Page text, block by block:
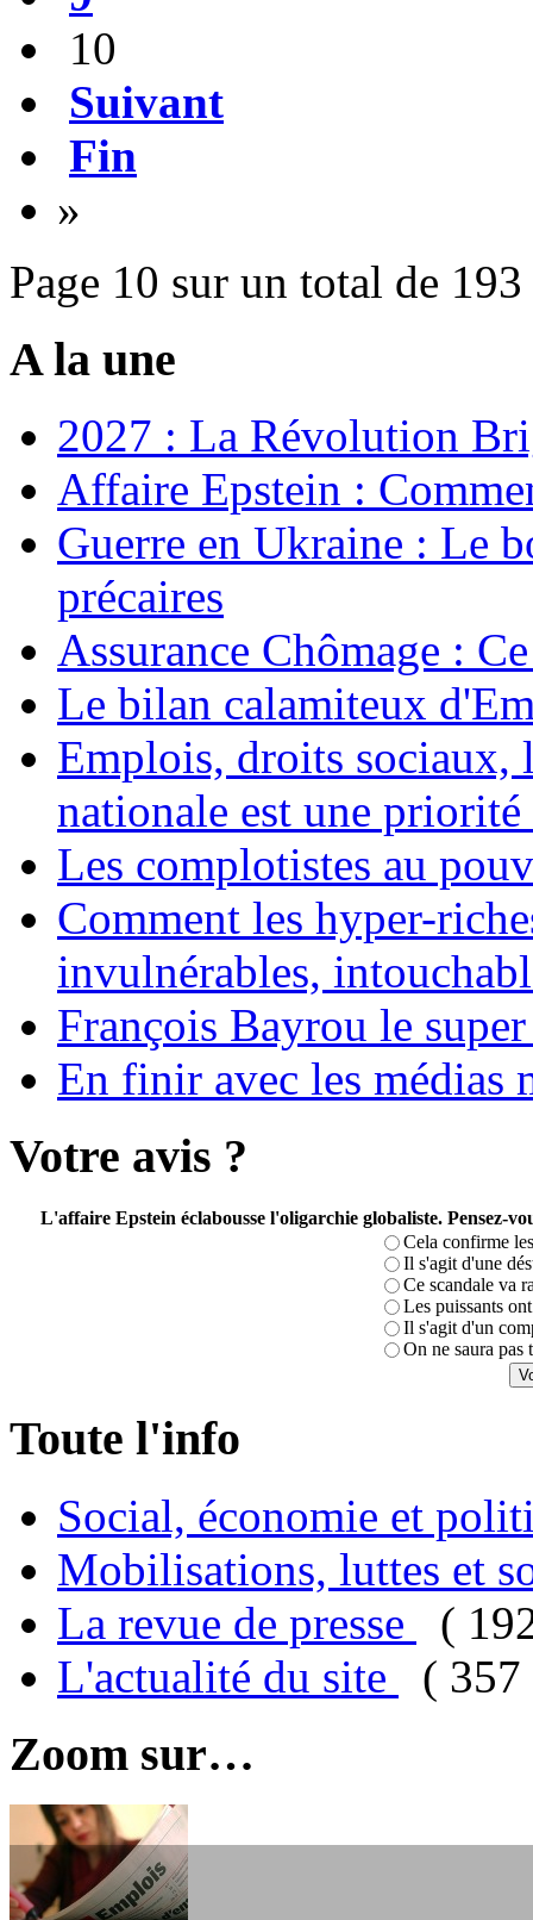
10
Suivant
Fin
»
Page 10 sur un total de 193
A la une
2027 : La Révolution
Affaire Epstein :
Guerre en Ukraine : Le
précaires
Assurance Chômage :
Le bilan calamiteux
Emplois, droits sociaux,
nationale est une
Les complotistes au
Comment les hyper-
invulnérables,
François Bayrou le
En finir avec les médias
Votre avis ?
L'affaire Epstein éclabousse l'oligarchie globaliste. Pensez-
Cela confirme
Il s'agit d'une
Ce scandale va
Les puissants
Il s'agit d'un
On ne saura pas
Toute l'info
Social, économie et
Mobilisations, luttes et
La revue de presse
(
L'actualité du site
( 357
Zoom sur…